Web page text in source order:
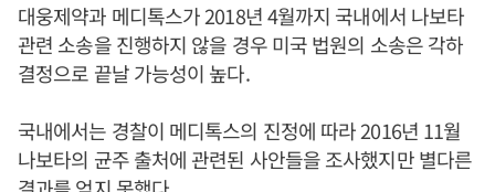
대웅제약과 메디톡스가 2018년 4월까지 국내에서 나보타
관련 소송을 진행하지 않을 경우 미국 법원의 소송은 각하
결정으로 끝날 가능성이 높다.
국내에서는 경찰이 메디톡스의 진정에 따라 2016년 11월
나보타의 균주 출처에 관련된 사안들을 조사했지만 별다른